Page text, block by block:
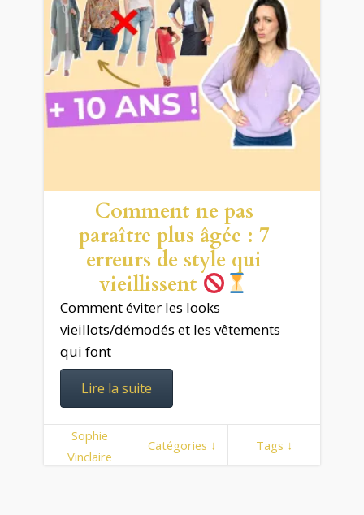
Comment ne pas
paraître plus âgée : 7
erreurs de style qui
vieillissent
Comment éviter les looks
vieillots/démodés et les vêtements
qui font
Lire la suite
Sophie
Vinclaire
Catégories ↓ Tags ↓